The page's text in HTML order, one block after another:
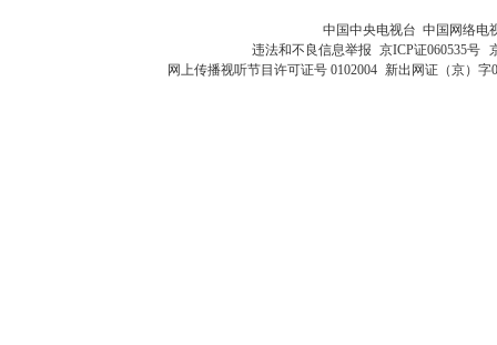
中国中央电视台 中国网络电
违法和不良信息举报 京ICP证060535号
网上传播视听节目许可证号 0102004 新出网证（京）